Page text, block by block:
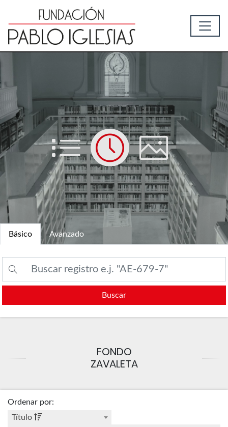
List Time Picture
Básico Avanzado
Buscar
FONDO
ZAVALETA
Ordenar por:
Título